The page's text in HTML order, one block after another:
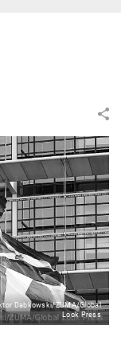
Dabkowski/ZUMA/Global
Look Press